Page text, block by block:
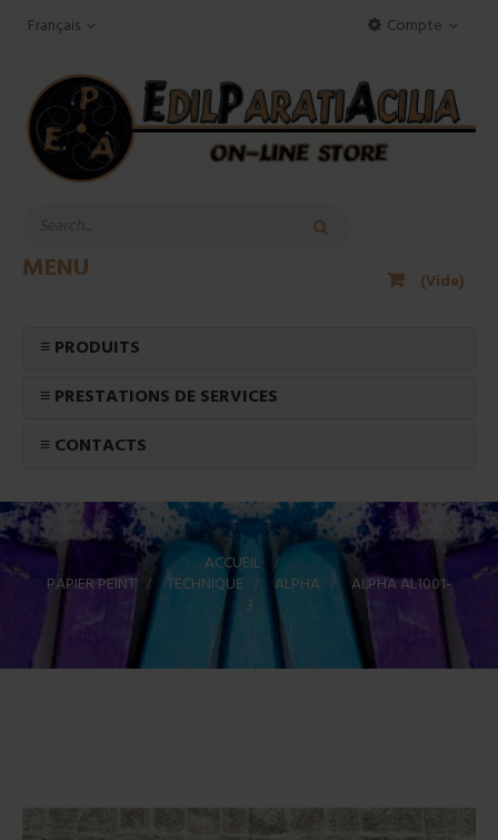
Compte
Français
(Vide)
MENU
≡ PRODUITS
≡ PRESTATIONS DE SERVICES
≡ CONTACTS
ACCUEIL >
PAPIER PEINT > TECHNIQUE > ALPHA >
ALPHA AL1001-
3